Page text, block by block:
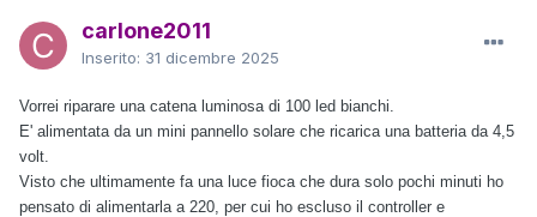
carlone2011
Inserito: 31 dicembre 2025
Vorrei riparare una catena luminosa di 100 led bianchi.
E' alimentata da un mini pannello solare che ricarica una batteria da 4,5
volt.
Visto che ultimamente fa una luce fioca che dura solo pochi minuti ho
pensato di alimentarla a 220, per cui ho escluso il controller e